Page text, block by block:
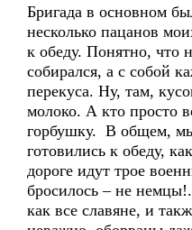
Бригада в основном
несколько пацанов
к обеду. Понятно, что
собирался, а с собой
перекуса. Ну, там,
молоко. А кто просто
горбушку. В общем,
готовились к обеду,
дороге идут трое
бросилось – не
как все славяне, и